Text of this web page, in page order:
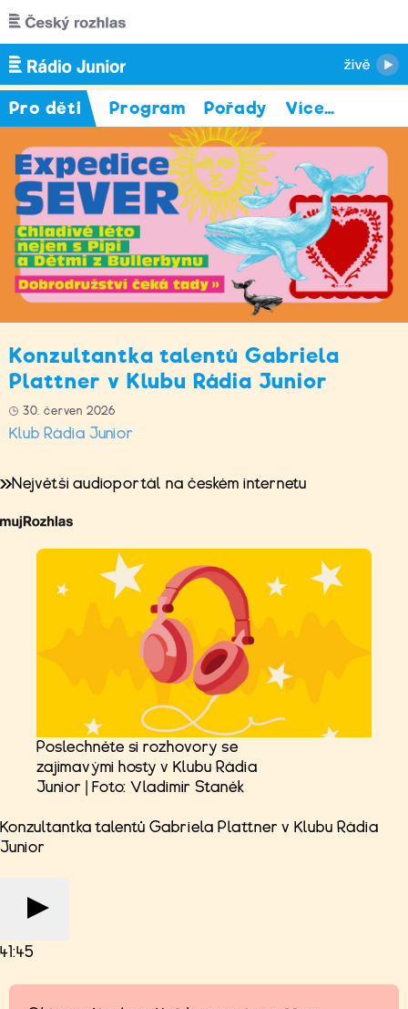
Přejít k hlavnímu obsahu
Pro děti Program Pořady Více…
Konzultantka talentů Gabriela
Plattner v Klubu Rádia Junior
30. červen 2026
Klub Rádia Junior
Největší audioportál na českém internetu
Poslechněte si rozhovory se
zajímavými hosty v Klubu Rádia
Junior | Foto: Vladimír Staněk
Konzultantka talentů Gabriela Plattner v Klubu Rádia
Junior
41:45